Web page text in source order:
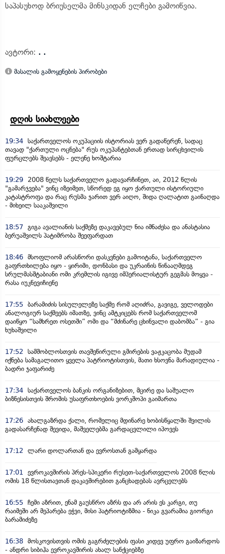
საპასუხოდ ბრიუსელმა მინსკიდან ელჩები გამოიწვია.
ავტორი: . .
მასალის გამოყენების პირობები
დღის სიახლეები
19:34 საქართველოს ოკუპაციის ისტორიას ვერ გადაწერენ, სადაც
თავად "ქართული ოცნება" რუს ოკუპანტებთან ერთად სირცხვილის
ფურცლებს შეავსებს - ელენე ხოშტარია
19:29
2008 წელს საქართველო გადავარჩინეთ, აი, 2012 წლის
"გამარჯვება" ვინც იზეიმეთ, სწორედ ეგ იყო ქართული ისტორიული
კატასტროფა და რაც რუსმა ჯარით ვერ აიღო, შიდა ღალატით გაინაღდა
- მიხეილ სააკაშვილი
18:57 გიგა ავალიანის საქმეზე დაკავებულ ნია იმნაძესა და ანასტასია
ბერუაშვილს პატიმრობა შეეფარდათ
18:46 მსოფლიომ არასწორი დასკვნები გამოიტანა, საქართველო
გაფრთხილება იყო - ყირიმი, დონბასი და უკრაინის წინააღმდეგ
სრულმასშტაბიანი ომი კრემლის იგივე იმპერიალისტურ გეგმას მოყვა -
რასა იუკნევიჩიენე
17:55 ბარამიძის სისულელეზე საქმე რომ აღიძრა, გავიგე, ველოდები
ანალოგიურ საქმეებს იმათზე, ვინც ამტკიცებს რომ საქართველომ
დაიწყო “სამხრეთ ოსეთში” ომი და “მძინარე ცხინვალი დაბომბა” - გია
ხუხაშვილი
17:52
სამშობლოსთვის თავშეწირული გმირების ვაჟკაცობა მუდამ
იქნება სამაგალითო ყველა პატრიოტისთვის, მათი ხსოვნა მარადიულია -
ბადრი ჯაფარიძე
17:34 საქართველოს ბანკის ორგანიზებით, მცირე და საშუალო
ბიზნესისთვის შრომის უსაფრთხოების ვორკშოპი გაიმართა
17:26 ახალგაზრდა ქალი, რომელიც მდინარე ხობისწყალში შვილის
გადასარჩენად შევიდა, მაშველებმა გარდაცვლილი იპოვეს
17:12 ლარი დოლართან და ევროსთან გამყარდა
17:01
ევროკავშირის პრეს-სპიკერი რუსეთ-საქართველოს 2008 წლის
ომის 18 წლისთავთან დაკავშირებით განცხადებას ავრცელებს
16:55 ჩემი აზრით, ენამ გაუსწრო აზრს და არ არის ეს კარგი, თუ
რაიმეში არ მეპარება ეჭვი, მისი პატრიოტიზმია - ნიკა გვარამია გიორგი
ბარამიძეზე
16:38 მოსკოვისთვის ომის გაგრძელების ფასი კიდევ უფრო გაიზარდოს
- ანდრი სიბიჰა ევროკავშირის ახალ სანქციებზე